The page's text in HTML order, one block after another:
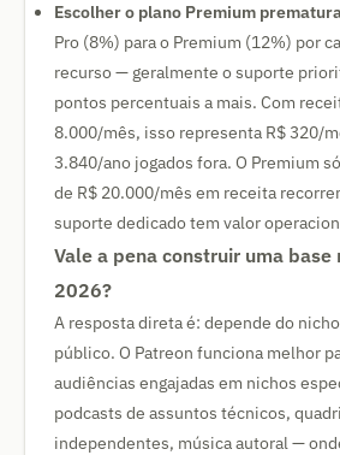
Escolher o plano Premium
Pro (8%) para o Premium (12%) por
recurso — geralmente o suporte
pontos percentuais a mais. Com
8.000/mês, isso representa R$ 320/
3.840/ano jogados fora. O Premium
de R$ 20.000/mês em receita
suporte dedicado tem valor
Vale a pena construir uma base
2026?
A resposta direta é: depende do
público. O Patreon funciona melhor
audiências engajadas em nichos
podcasts de assuntos técnicos,
independentes, música autoral —